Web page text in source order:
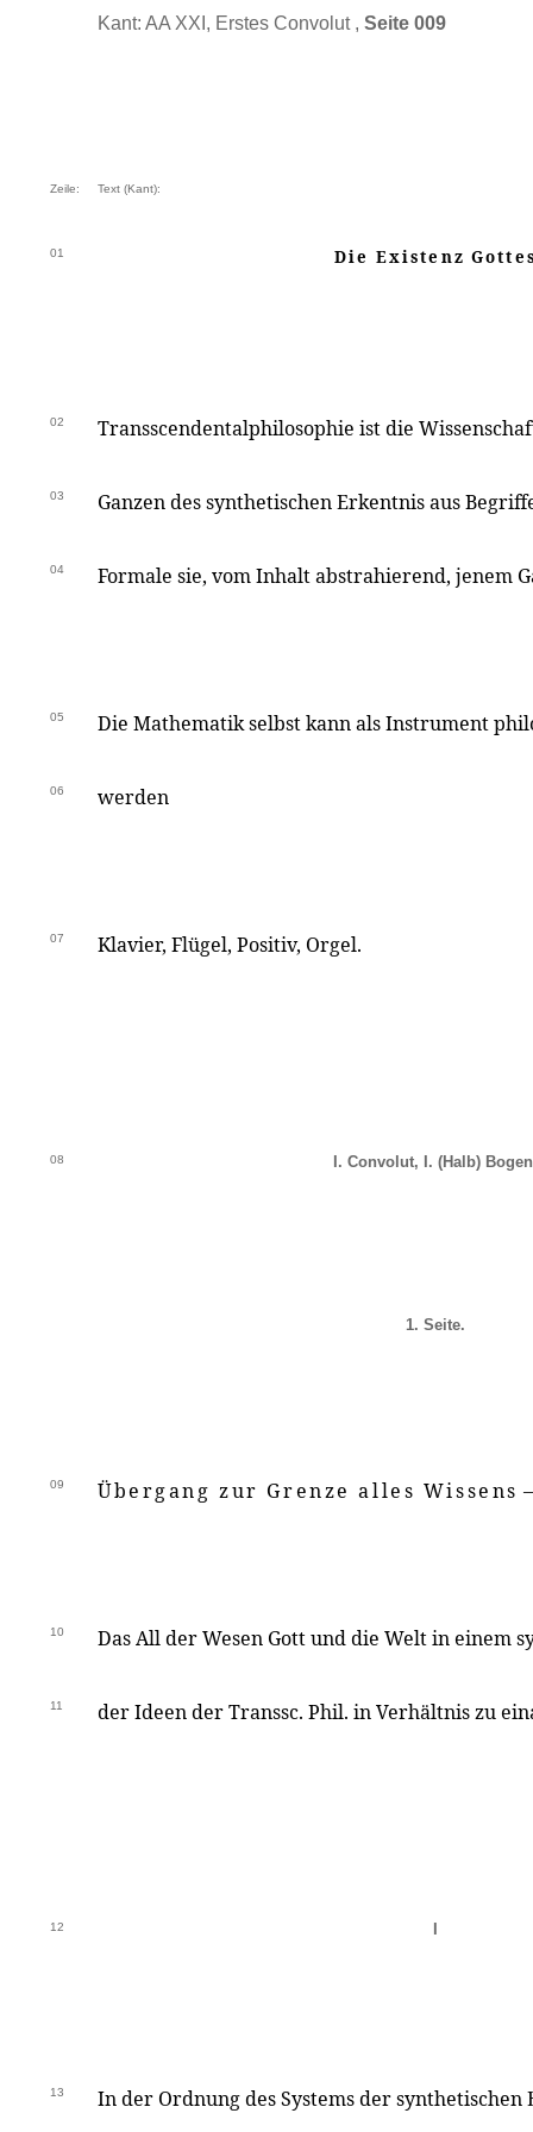
Kant: AA XXI, Erstes Convolut , Seite 009
Zeile: Text (Kant):
01 Die Existenz
02 Transscendentalphilosophie ist die
03 Ganzen des synthetischen Erkentnis aus
04 Formale sie, vom Inhalt abstrahierend, jenem
05 Die Mathematik selbst kann als Instrument
06 werden
07 Klavier, Flügel, Positiv, Orgel.
08 I. Convolut, I. (Halb)
1. Seite.
09 Übergang zur Grenze alles Wissens
10 Das All der Wesen Gott und die Welt in einem
11 der Ideen der Transsc. Phil. in Verhältnis zu
12
13 In der Ordnung des Systems der synthetischen